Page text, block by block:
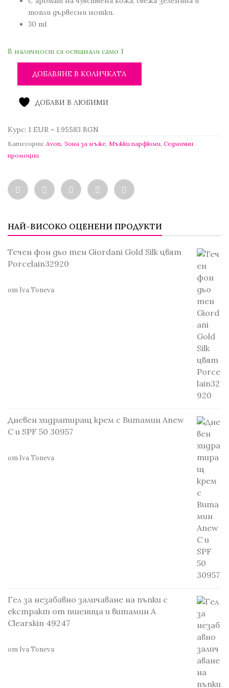
5.60 €
/
топли дървесни нотки.
30 ml
В наличност са останали само 1
ДОБАВЯНЕ В КОЛИЧКАТА
ДОБАВИ В ЛЮБИМИ
Курс: 1 EUR = 1.95583 BGN
Категории: Avon Зона за мъже Мъжки парфюми Седмични
промоции
НАЙ-ВИСОКО ОЦЕНЕНИ ПРОДУКТИ
Течен фон дьо тен Giordani Gold Silk цвят
Porcelain32920
от Iva Toneva
Дневен хидратиращ крем с Витамин Anew
С и SPF 50 30957
от Iva Toneva
Гел за незабавно заличаване на пъпки с
екстракт от пшеница и витамин А
Clearskin 49247
от Iva Toneva